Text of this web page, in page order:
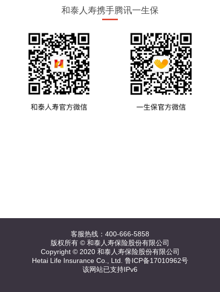
和泰人寿携手腾讯一生保
客服热线：400-666-5858
版权所有 © 和泰人寿保险股份有限公司
Copyright © 2020 和泰人寿保险股份有限公司
Hetai Life Insurance Co., Ltd. 鲁ICP备17010962号
该网站已支持IPv6